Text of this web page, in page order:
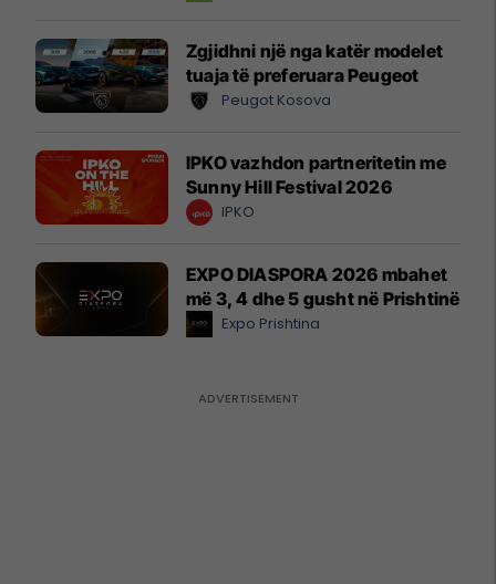
Zgjidhni një nga katër modelet
tuaja të preferuara Peugeot
Peugot Kosova
IPKO vazhdon partneritetin me
Sunny Hill Festival 2026
IPKO
EXPO DIASPORA 2026 mbahet
më 3, 4 dhe 5 gusht në Prishtinë
Expo Prishtina